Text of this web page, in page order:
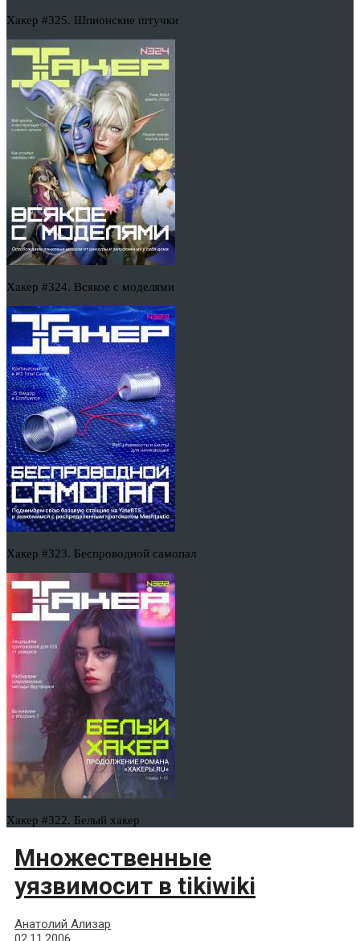
Хакер #325. Шпионские штучки
Хакер #324. Всякое с моделями
Хакер #323. Беспроводной самопал
Хакер #322. Белый хакер
Множественные
уязвимосит в tikiwiki
Анатолий Ализар